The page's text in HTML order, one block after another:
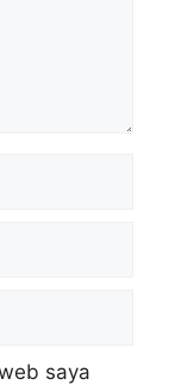
saya